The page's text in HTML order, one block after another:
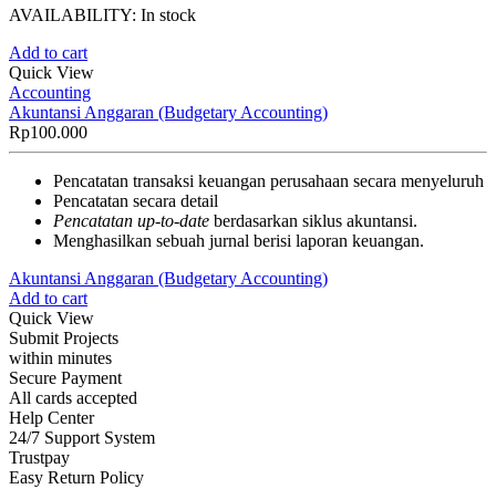
AVAILABILITY: In stock
Add to cart
Quick View
Accounting
Akuntansi Anggaran (Budgetary Accounting)
Rp100.000
Pencatatan transaksi keuangan perusahaan secara menyeluruh
Pencatatan secara detail
Pencatatan up-to-date berdasarkan siklus akuntansi.
Menghasilkan sebuah jurnal berisi laporan keuangan.
Akuntansi Anggaran (Budgetary Accounting)
Add to cart
Quick View
Submit Projects
within minutes
Secure Payment
All cards accepted
Help Center
24/7 Support System
Trustpay
Easy Return Policy